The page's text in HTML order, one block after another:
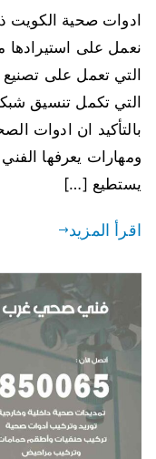
ادوات صحية الكويت
نعمل على استيرادها
التي تعمل على
التي تكمل تنسيق
بالتأكيد ان ادوات
ومهارات يعرفها
يستطيع […]
اقرأ المزيد